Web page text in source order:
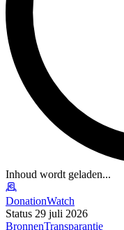
Inhoud wordt geladen...
DonationWatch
Status 29 juli 2026
BronnenTransparantie